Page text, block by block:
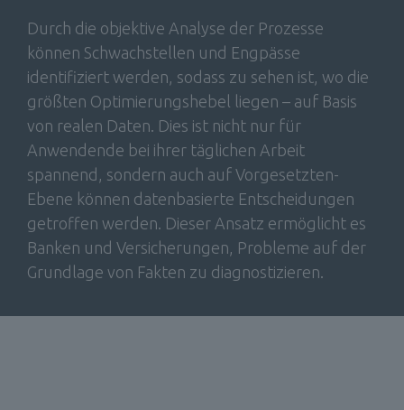
Durch die objektive Analyse der Prozesse
können Schwachstellen und Engpässe
identifiziert werden, sodass zu sehen ist, wo die
größten Optimierungshebel liegen – auf Basis
von realen Daten. Dies ist nicht nur für
Anwendende bei ihrer täglichen Arbeit
spannend, sondern auch auf Vorgesetzten-
Ebene können datenbasierte Entscheidungen
getroffen werden. Dieser Ansatz ermöglicht es
Banken und Versicherungen, Probleme auf der
Grundlage von Fakten zu diagnostizieren.